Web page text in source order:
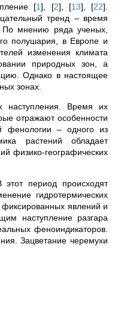
[1] [2] [13] [22]
тренд – время
. По мнению ряда ученых,
полушария, в Европе и
изменения климата
природных зон, а
Однако в настоящее
зонах.
наступления. Время их
отражают особенности
фенологии – одного из
растений обладает
физико-географических
этот период происходят
гидротермических
фиксированных явлений и
наступление разгара
феноиндикаторов.
Зацветание черемухи